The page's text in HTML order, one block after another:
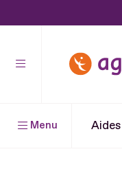
contenu
Menu